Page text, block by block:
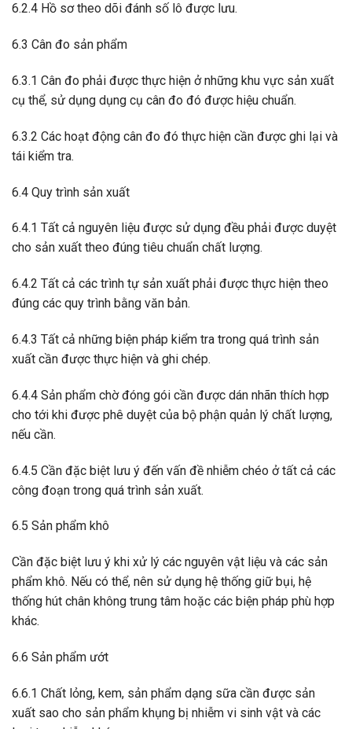
6.2.4 Hồ sơ theo dõi đánh số lô được lưu.
6.3 Cân đo sản phẩm
6.3.1 Cân đo phải được thực hiện ở những khu vực sản xuất
cụ thể, sử dụng dụng cụ cân đo đó được hiệu chuẩn.
6.3.2 Các hoạt động cân đo đó thực hiện cần được ghi lại và
tái kiểm tra.
6.4 Quy trình sản xuất
6.4.1 Tất cả nguyên liệu được sử dụng đều phải được duyệt
cho sản xuất theo đúng tiêu chuẩn chất lượng.
6.4.2 Tất cả các trình tự sản xuất phải được thực hiện theo
đúng các quy trình bằng văn bản.
6.4.3 Tất cả những biện pháp kiểm tra trong quá trình sản
xuất cần được thực hiện và ghi chép.
6.4.4 Sản phẩm chờ đóng gói cần được dán nhãn thích hợp
cho tới khi được phê duyệt của bộ phận quản lý chất lượng,
nếu cần.
6.4.5 Cần đặc biệt lưu ý đến vấn đề nhiễm chéo ở tất cả các
công đoạn trong quá trình sản xuất.
6.5 Sản phẩm khô
Cần đặc biệt lưu ý khi xử lý các nguyên vật liệu và các sản
phẩm khô. Nếu có thể, nên sử dụng hệ thống giữ bụi, hệ
thống hút chân không trung tâm hoặc các biện pháp phù hợp
khác.
6.6 Sản phẩm ướt
6.6.1 Chất lỏng, kem, sản phẩm dạng sữa cần được sản
xuất sao cho sản phẩm khụng bị nhiễm vi sinh vật và các